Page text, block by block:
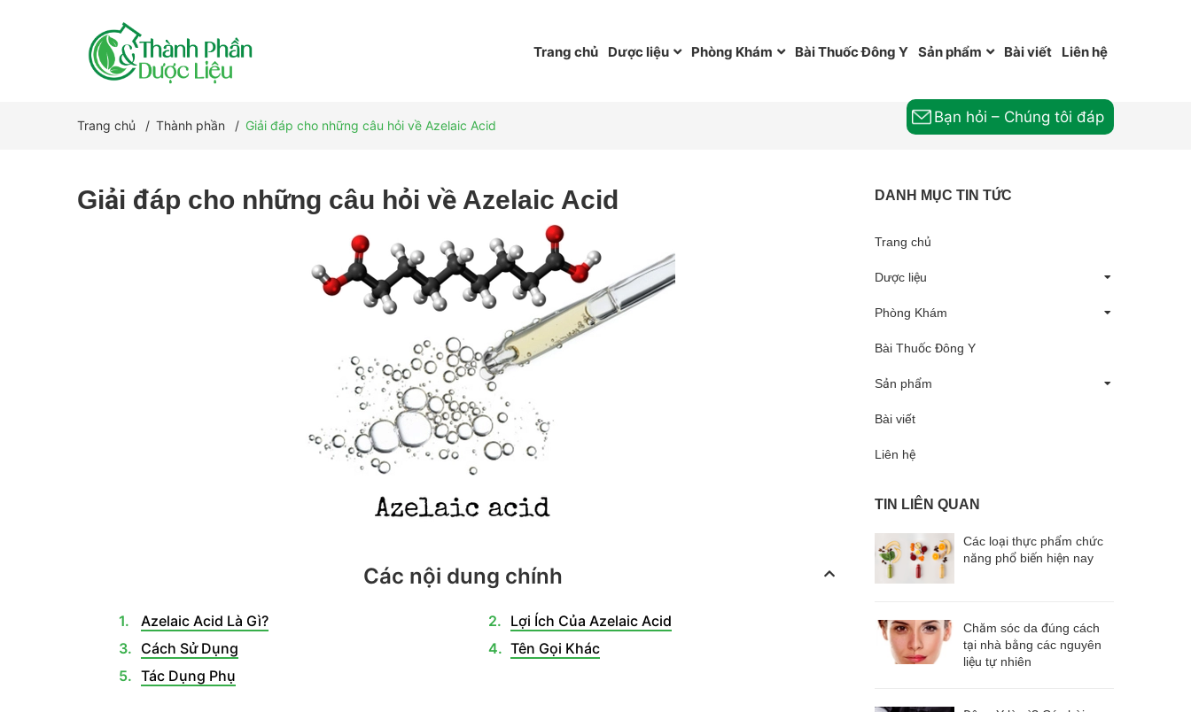
Trang chủ Dược liệu Phòng Khám Bài Thuốc Đông Y Sản phẩm Bài viết Liên hệ
Bạn hỏi – Chúng tôi đáp
Trang chủ / Thành phần / Giải đáp cho những câu hỏi về Azelaic Acid
Giải đáp cho những câu hỏi về Azelaic Acid
Các nội dung chính
Azelaic Acid Là Gì?
Lợi Ích Của Azelaic Acid
Cách Sử Dụng
Tên Gọi Khác
Tác Dụng Phụ
DANH MỤC TIN TỨC
Trang chủ
Dược liệu
Phòng Khám
Bài Thuốc Đông Y
Sản phẩm
Bài viết
Liên hệ
TIN LIÊN QUAN
Các loại thực phẩm chức
năng phổ biến hiện nay
Chăm sóc da đúng cách
tại nhà bằng các nguyên
liệu tự nhiên